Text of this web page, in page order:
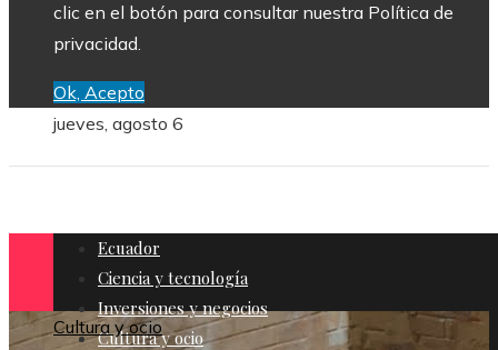
clic en el botón para consultar nuestra Política de
privacidad.
Ok, Acepto
jueves, agosto 6
Ecuador
Ciencia y tecnología
Inversiones y negocios
Cultura y ocio
Cultura y ocio